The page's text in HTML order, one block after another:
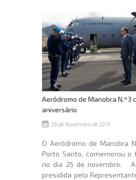
Aeródromo de Manobra N.º3
aniversário
26 de Novembro de 2015
O Aeródromo de Manobra
Porto Santo, comemorou o
no dia 25 de novembro.
presidida pelo